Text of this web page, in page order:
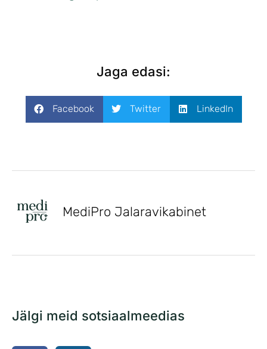
Jaga edasi:
Facebook Twitter LinkedIn
MediPro Jalaravikabinet
Jälgi meid sotsiaalmeedias